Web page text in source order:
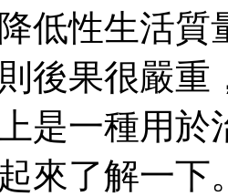
低性生活質
後果很嚴重
是一種用於
來了解一下